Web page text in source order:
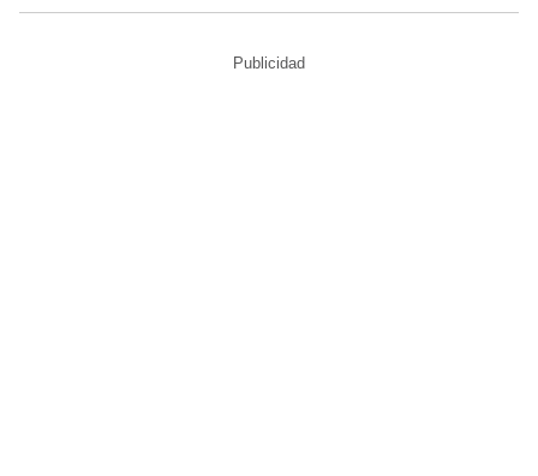
Publicidad